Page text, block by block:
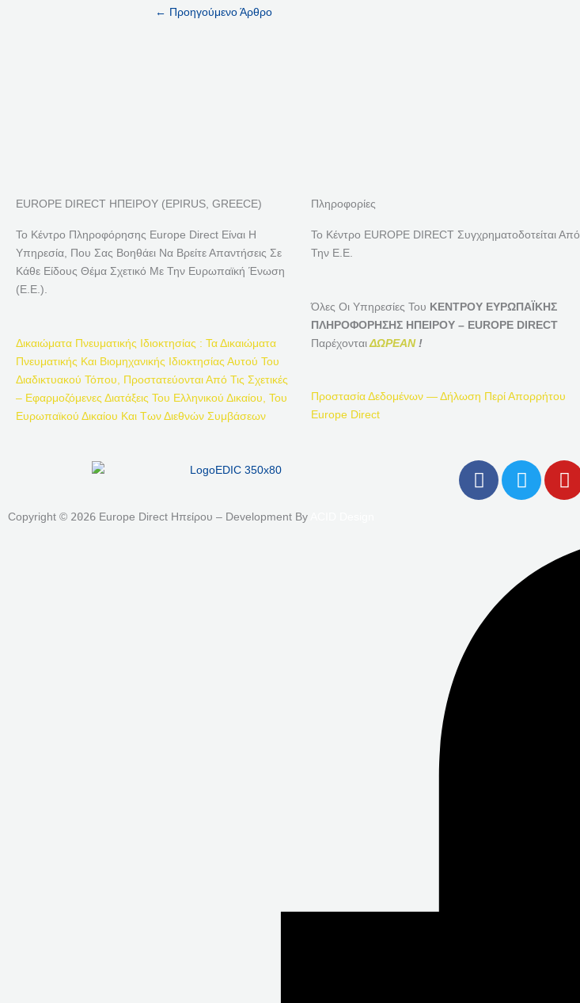
← Προηγούμενο Άρθρο
EUROPE DIRECT ΗΠΕΙΡΟΥ (EPIRUS, GREECE)
Το Κέντρο Πληροφόρησης Europe Direct Είναι Η
Υπηρεσία, Που Σας Βοηθάει Να Βρείτε Απαντήσεις Σε
Κάθε Είδους Θέμα Σχετικό Με Την Ευρωπαϊκή Ένωση
(Ε.Ε.).
Δικαιώματα Πνευματικής Ιδιοκτησίας : Τα Δικαιώματα
Πνευματικής Και Βιομηχανικής Ιδιοκτησίας Αυτού Του
Διαδικτυακού Τόπου, Προστατεύονται Από Τις Σχετικές
– Εφαρμοζόμενες Διατάξεις Του Ελληνικού Δικαίου, Του
Ευρωπαϊκού Δικαίου Και Των Διεθνών Συμβάσεων
Πληροφορίες
Το Κέντρο EUROPE DIRECT Συγχρηματοδοτείται Από
Την Ε.Ε.
Όλες Οι Υπηρεσίες Του ΚΕΝΤΡΟΥ ΕΥΡΩΠΑΪΚΗΣ
ΠΛΗΡΟΦΟΡΗΣΗΣ ΗΠΕΙΡΟΥ – EUROPE DIRECT
Παρέχονται ΔΩΡΕΑΝ!
Προστασία Δεδομένων — Δήλωση Περί Απορρήτου
Europe Direct
F
A
-
T
W
E
R
Y
O
U
Copyright © 2026 Europe Direct Ηπείρου – Development By